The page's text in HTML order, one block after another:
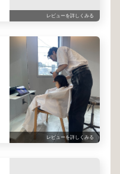
レビューを詳しくみる
レビューを詳しくみる